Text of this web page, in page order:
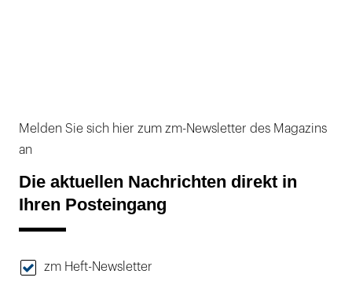
Melden Sie sich hier zum zm-Newsletter des Magazins
an
Die aktuellen Nachrichten direkt in
Ihren Posteingang
zm Heft-Newsletter